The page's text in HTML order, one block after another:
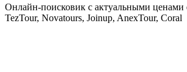
Онлайн-поисковик с актуальными ценами
TezTour, Novatours, Joinup, AnexTour, Coral